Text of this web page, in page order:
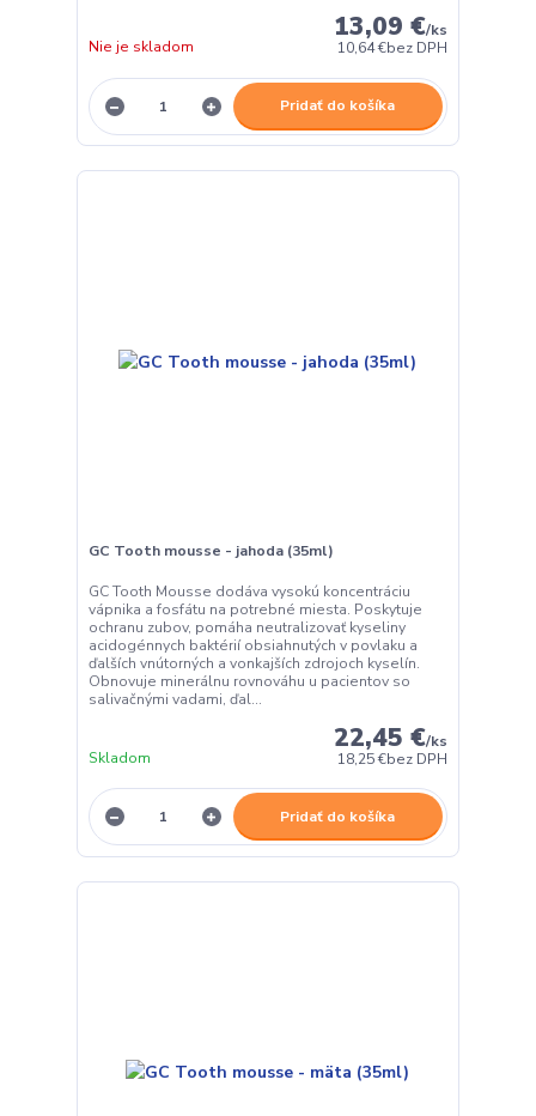
13,09 €/ks
10,64 €bez DPH
Nie je skladom
Pridať do košíka
GC Tooth mousse - jahoda (35ml)
GC Tooth Mousse dodáva vysokú koncentráciu
vápnika a fosfátu na potrebné miesta. Poskytuje
ochranu zubov, pomáha neutralizovať kyseliny
acidogénnych baktérií obsiahnutých v povlaku a
ďalších vnútorných a vonkajších zdrojoch kyselín.
Obnovuje minerálnu rovnováhu u pacientov so
salivačnými vadami, ďal...
22,45 €/ks
18,25 €bez DPH
Skladom
Pridať do košíka